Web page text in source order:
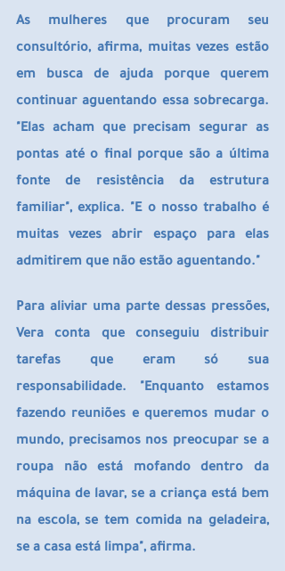
As mulheres que procuram seu
consultório, afirma, muitas vezes estão
em busca de ajuda porque querem
continuar aguentando essa sobrecarga.
"Elas acham que precisam segurar as
pontas até o final porque são a última
fonte de resistência da estrutura
familiar", explica. "E o nosso trabalho é
muitas vezes abrir espaço para elas
admitirem que não estão aguentando."
Para aliviar uma parte dessas pressões,
Vera conta que conseguiu distribuir
tarefas que eram só sua
responsabilidade. "Enquanto estamos
fazendo reuniões e queremos mudar o
mundo, precisamos nos preocupar se a
roupa não está mofando dentro da
máquina de lavar, se a criança está bem
na escola, se tem comida na geladeira,
se a casa está limpa", afirma.